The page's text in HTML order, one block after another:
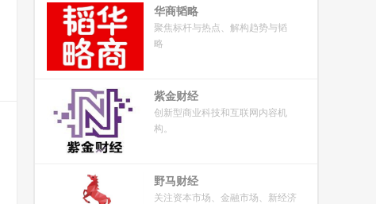
华商韬略
聚焦标杆与热点、解构趋势与韬
略
紫金财经
创新型商业科技和互联网内容机
构。
野马财经
关注资本市场、金融市场、新经济